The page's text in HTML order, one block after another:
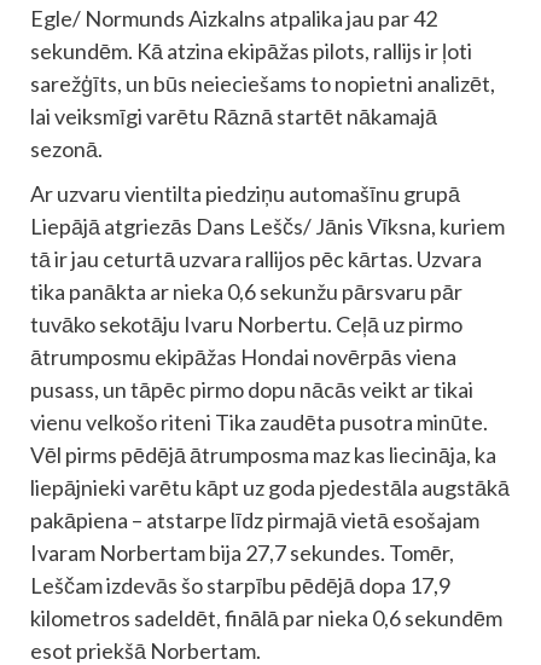
Egle/ Normunds Aizkalns atpalika jau par 42
sekundēm. Kā atzina ekipāžas pilots, rallijs ir ļoti
sarežģīts, un būs neieciešams to nopietni analizēt,
lai veiksmīgi varētu Rāznā startēt nākamajā
sezonā.
Ar uzvaru vientilta piedziņu automašīnu grupā
Liepājā atgriezās Dans Leščs/ Jānis Vīksna, kuriem
tā ir jau ceturtā uzvara rallijos pēc kārtas. Uzvara
tika panākta ar nieka 0,6 sekunžu pārsvaru pār
tuvāko sekotāju Ivaru Norbertu. Ceļā uz pirmo
ātrumposmu ekipāžas Hondai novērpās viena
pusass, un tāpēc pirmo dopu nācās veikt ar tikai
vienu velkošo riteni Tika zaudēta pusotra minūte.
Vēl pirms pēdējā ātrumposma maz kas liecināja, ka
liepājnieki varētu kāpt uz goda pjedestāla augstākā
pakāpiena – atstarpe līdz pirmajā vietā esošajam
Ivaram Norbertam bija 27,7 sekundes. Tomēr,
Leščam izdevās šo starpību pēdējā dopa 17,9
kilometros sadeldēt, finālā par nieka 0,6 sekundēm
esot priekšā Norbertam.